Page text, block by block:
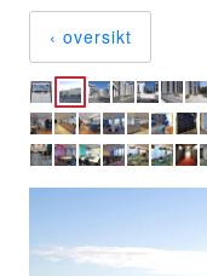
‹ oversikt